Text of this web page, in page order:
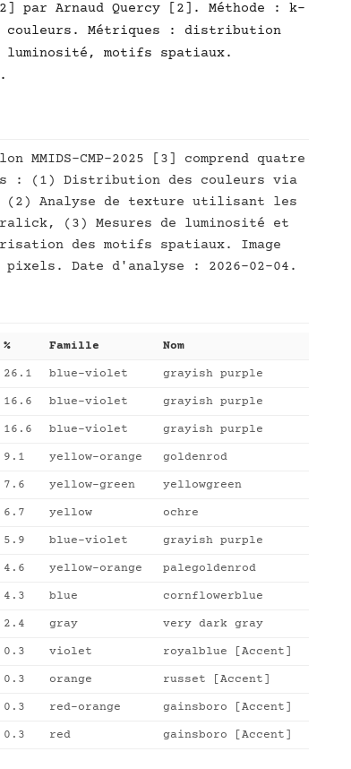
par Arnaud Quercy [2]. Méthode : k-
couleurs. Métriques : distribution
motifs spatiaux.
MMIDS-CMP-2025 [3] comprend quatre
: (1) Distribution des couleurs via
(2) Analyse de texture utilisant les
(3) Mesures de luminosité et
des motifs spatiaux. Image
pixels. Date d'analyse : 2026-02-04.
% Famille Nom
26.1 blue-violet grayish purple
16.6 blue-violet grayish purple
16.6 blue-violet grayish purple
9.1 yellow-orange goldenrod
7.6 yellow-green yellowgreen
6.7 yellow ochre
5.9 blue-violet grayish purple
4.6 yellow-orange palegoldenrod
4.3 blue cornflowerblue
2.4 gray very dark gray
0.3 violet royalblue [Accent]
0.3 orange russet [Accent]
0.3 red-orange gainsboro [Accent]
0.3 red gainsboro [Accent]